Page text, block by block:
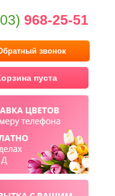
968-25-51
звонок
пуста